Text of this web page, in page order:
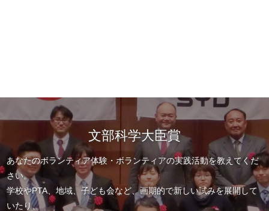
文部科学大臣賞
あなたのボランティア体験・ボランティアの実践活動を教えてくだ
さい。
学校やPTA、地域、子ども会など、画期的で新しい試みを展開して
いたり、